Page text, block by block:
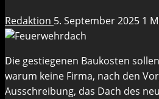
Redaktion 5. September 2025 1
Die gestiegenen Baukosten
warum keine Firma, nach den
Ausschreibung, das Dach des